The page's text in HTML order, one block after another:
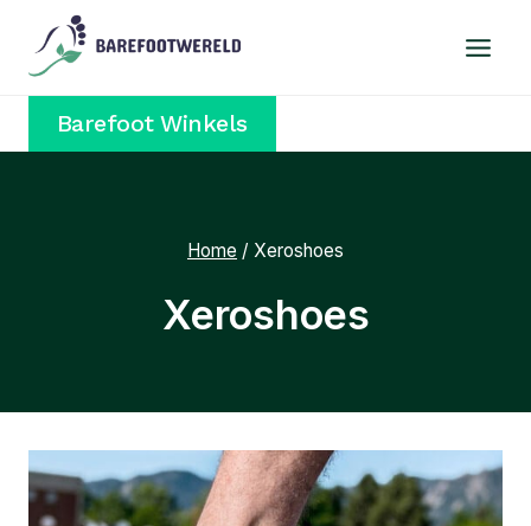
Doorgaan
naar
inhoud
Barefoot Winkels
Home / Xeroshoes
Xeroshoes